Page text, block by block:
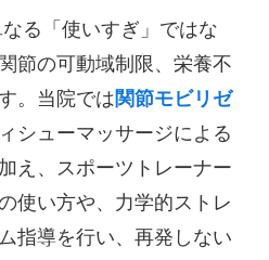
る「使いすぎ」ではな
節の可動域制限、栄養不
。当院では関節モビリゼ
シューマッサージによる
え、スポーツトレーナー
使い方や、力学的ストレ
指導を行い、再発しない